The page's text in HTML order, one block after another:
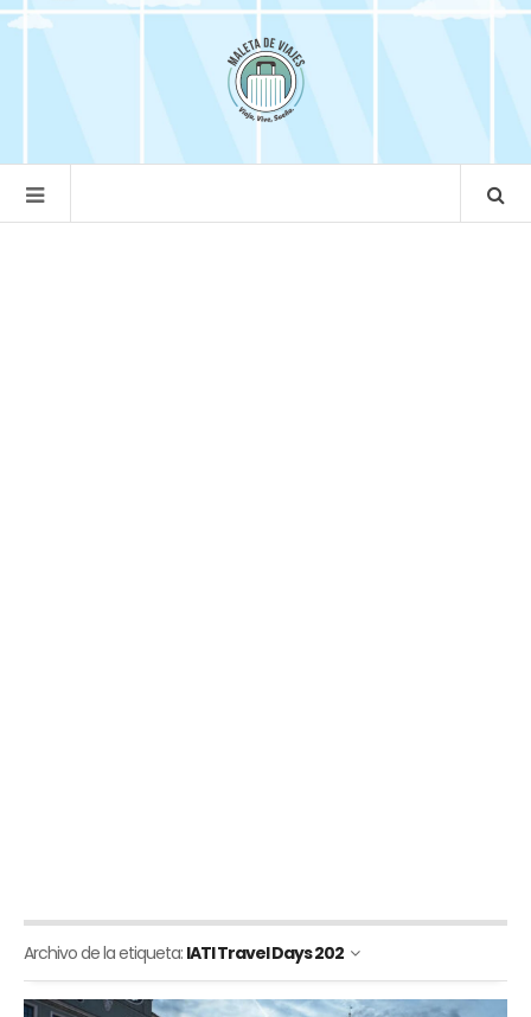
Archivo de la etiqueta: IATI Travel Days 202